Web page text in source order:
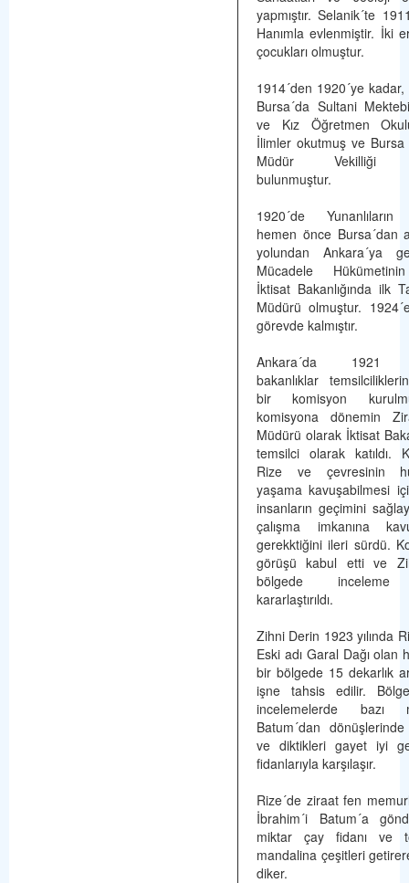
yapmıştır. Selanik´te
Hanımla evlenmiştir. İki
çocukları olmuştur.
1914´den 1920´ye
Bursa´da Sultani
ve Kız Öğretmen
İlimler okutmuş ve
Müdür Vekilliği
bulunmuştur.
1920´de Yunanlıların
hemen önce Bursa´dan
yolundan Ankara´ya
Mücadele
İktisat Bakanlığında ilk
Müdürü olmuştur.
görevde kalmıştır.
Ankara´da 1921
bakanlıklar
bir komisyon
komisyona dönemin
Müdürü olarak İktisat
temsilci olarak katıldı.
Rize ve çevresinin
yaşama kavuşabilmesi
insanların geçimini
çalışma imkanına
gerekktiğini ileri sürdü.
görüşü kabul etti ve
bölgede inceleme
kararlaştırıldı.
Zihni Derin 1923 yılında
Eski adı Garal Dağı olan
bir bölgede 15 dekarlık
işne tahsis edilir.
incelemelerde bazı
Batum´dan
ve diktikleri gayet iyi
fidanlarıyla karşılaşır.
Rize´de ziraat fen
İbrahim´i Batum´a
miktar çay fidanı ve
mandalina çeşitleri
diker.